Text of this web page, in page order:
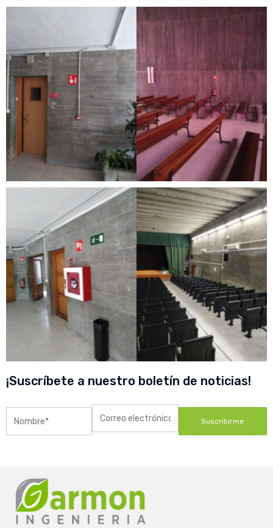
¡Suscríbete a nuestro boletín de noticias!